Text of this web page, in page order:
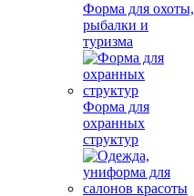
Форма для охоты,
рыбалки и
туризма
Форма для
охранных
структур